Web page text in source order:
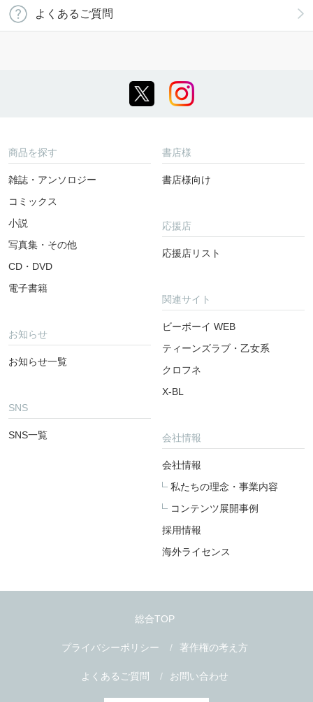
よくあるご質問
商品を探す
雑誌・アンソロジー
コミックス
小説
写真集・その他
CD・DVD
電子書籍
お知らせ
お知らせ一覧
SNS
SNS一覧
書店様
書店様向け
応援店
応援店リスト
関連サイト
ビーボーイ WEB
ティーンズラブ・乙女系
クロフネ
X-BL
会社情報
会社情報
私たちの理念・事業内容
コンテンツ展開事例
採用情報
海外ライセンス
総合TOP
プライバシーポリシー 著作権の考え方
よくあるご質問 お問い合わせ